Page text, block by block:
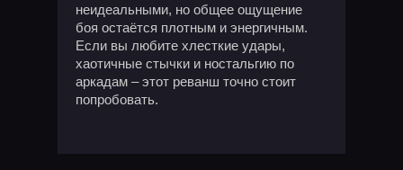
неидеальными, но общее ощущение
боя остаётся плотным и энергичным.
Если вы любите хлесткие удары,
хаотичные стычки и ностальгию по
аркадам – этот реванш точно стоит
попробовать.